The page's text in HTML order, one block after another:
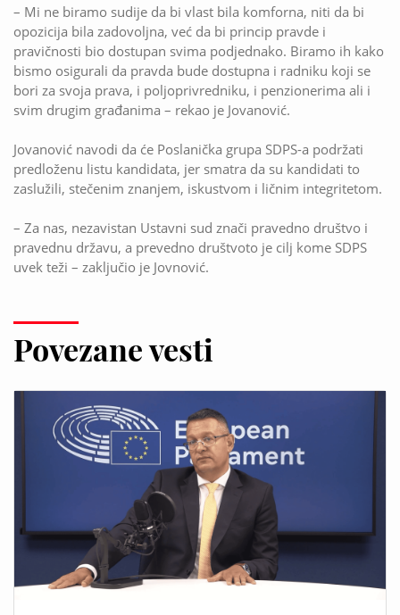
– Mi ne biramo sudije da bi vlast bila komforna, niti da bi
opozicija bila zadovoljna, već da bi princip pravde i
pravičnosti bio dostupan svima podjednako. Biramo ih kako
bismo osigurali da pravda bude dostupna i radniku koji se
bori za svoja prava, i poljoprivredniku, i penzionerima ali i
svim drugim građanima – rekao je Jovanović.
Jovanović navodi da će Poslanička grupa SDPS-a podržati
predloženu listu kandidata, jer smatra da su kandidati to
zaslužili, stečenim znanjem, iskustvom i ličnim integritetom.
– Za nas, nezavistan Ustavni sud znači pravedno društvo i
pravednu državu, a prevedno društvoto je cilj kome SDPS
uvek teži – zaključio je Jovnović.
Povezane vesti